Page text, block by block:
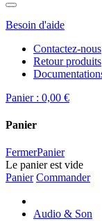
Besoin d'aide
Contactez-nous
Retour produits
Panier : 0,00 €
Panier
FermerPanier
Le panier est vide
Panier Commander
Audio & Son